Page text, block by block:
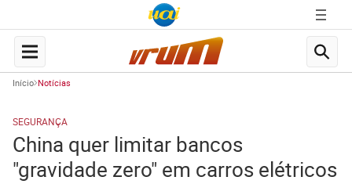
Início Notícias
SEGURANÇA
China quer limitar bancos
"gravidade zero" em carros elétricos